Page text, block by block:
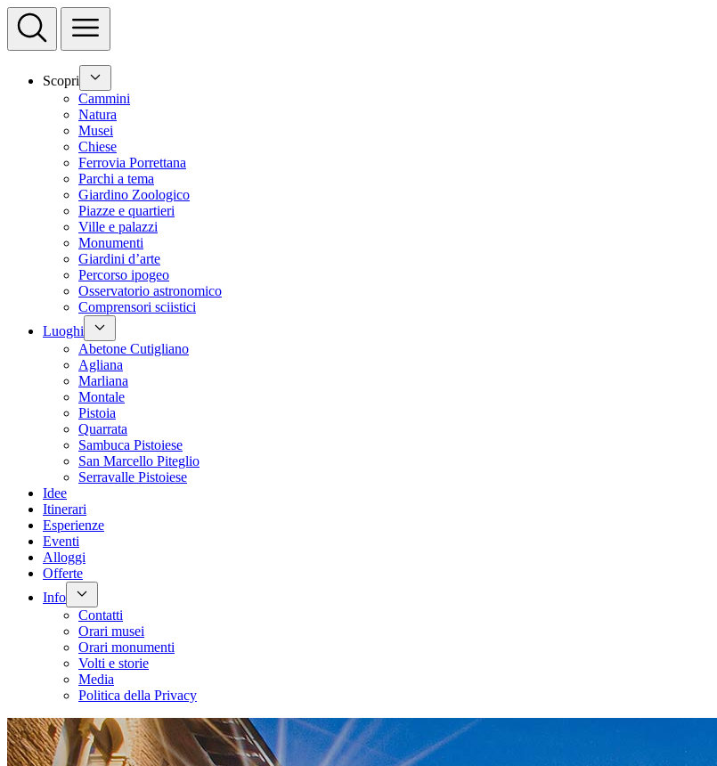
Scopri
Cammini
Natura
Musei
Chiese
Ferrovia Porrettana
Parchi a tema
Giardino Zoologico
Piazze e quartieri
Ville e palazzi
Monumenti
Giardini d’arte
Percorso ipogeo
Osservatorio astronomico
Comprensori sciistici
Luoghi
Abetone Cutigliano
Agliana
Marliana
Montale
Pistoia
Quarrata
Sambuca Pistoiese
San Marcello Piteglio
Serravalle Pistoiese
Idee
Itinerari
Esperienze
Eventi
Alloggi
Offerte
Info
Contatti
Orari musei
Orari monumenti
Volti e storie
Media
Politica della Privacy